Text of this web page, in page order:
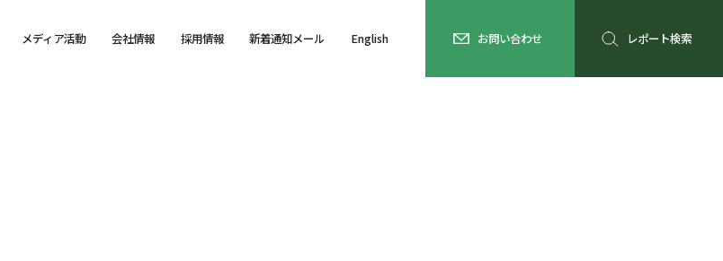
メディア活動 会社情報 採用情報 新着通知メール English お問い合わせ レポート検索